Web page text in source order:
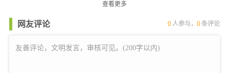
查看更多
网友评论 0 人参与，0条评论